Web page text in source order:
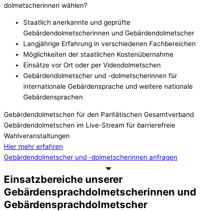
dolmetscherinnen wählen?
Staatlich anerkannte und geprüfte
Gebärdendolmetscherinnen und Gebärdendolmetscher
Langjährige Erfahrung in verschiedenen Fachbereichen
Möglichkeiten der staatlichen Kostenübernahme
Einsätze vor Ort oder per Videodolmetschen
Gebärdendolmetscher und -dolmetscherinnen für
internationale Gebärdensprache und weitere nationale
Gebärdensprachen
Gebärdendolmetschen für den Paritätischen Gesamtverband
Gebärdendolmetschen im Live-Stream für barrierefreie
Wahlveranstaltungen
Hier mehr erfahren
Gebärdendolmetscher und -dolmetscherinnen anfragen
Einsatzbereiche unserer
Gebärdensprachdolmetscherinnen und
Gebärdensprachdolmetscher